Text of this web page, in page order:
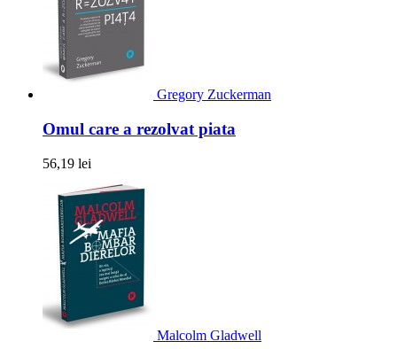
Gregory Zuckerman
Omul care a rezolvat piata
56,19 lei
Malcolm Gladwell